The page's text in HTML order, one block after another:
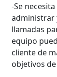
-Se
administrar
llamadas
equipo
cliente de
objetivos